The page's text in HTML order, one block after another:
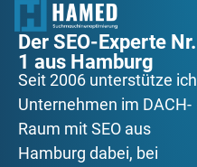
Der SEO-Experte Nr.
1 aus Hamburg
Seit 2006 unterstütze ich
Unternehmen im DACH-
Raum mit SEO aus
Hamburg dabei, bei